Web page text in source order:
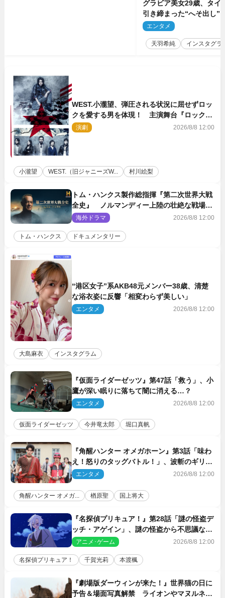
グラビア美女29歳、タイ
引き締まった“へそ出し”
「可愛い過ぎる」
エンタメ
天羽希純 インスタグラ
WEST.小瀧望、弾圧される状況に屈せずロッ
クを愛する男を体現！ 主演舞台『ロックン
ロール』ビジュアル解禁
演劇 2026/8/8 12:00
小瀧望 WEST.（旧ジャニーズW... 村川絵梨
トム・ハンクス製作総指揮『第二次世界大戦
全史』 ノルマンディー上陸の壮絶な戦場を
収めた特別映像解禁
海外ドラマ 2026/8/8 12:00
トム・ハンクス ドキュメンタリー
“港区女子”系AKB48元メンバー38歳、清楚
な浴衣姿に反響「相変わらず美しい」
エンタメ 2026/8/8 12:00
大島麻衣 インスタグラム
『仮面ライダーゼッツ』第47話「救う」、小
鷹が深い眠りに落ちて闇に消える…？
エンタメ 2026/8/8 12:00
仮面ライダーゼッツ 今井竜太郎 堀口真帆
『角醒ハンター オメガホーン』第3話「味わ
え！怒りのタッグバトル！」、波斬のギリコ
がハンターバトルを挑んできた！
エンタメ 2026/8/8 12:00
角醒ハンター オメガ... 楢原聖 国上将大
『名探偵プリキュア！』第28話「謎の怪盗デ
ッチ・アゲイン」、謎の怪盗から不思議な予
告状が届く
アニメ･ゲーム 2026/8/8 12:00
名探偵プリキュア！ 千賀光莉 本渡楓
『劇場版ダーウィンが来た！』世界猫の日に
予告＆場面写真解禁 ライオンやマヌルネコ